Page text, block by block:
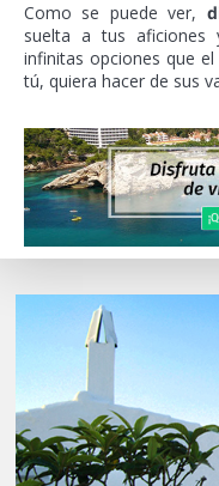
Como se puede ver,
suelta a tus aficiones
infinitas opciones que
tú, quiera hacer de sus